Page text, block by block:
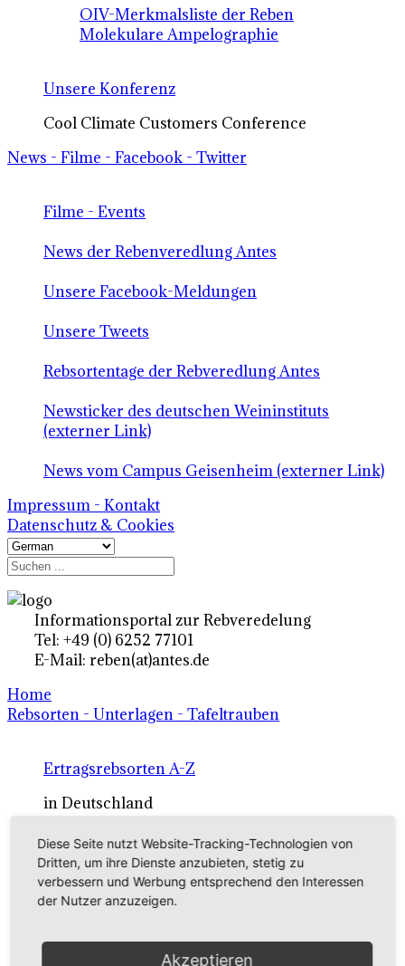
OIV-Merkmalsliste der Reben
Molekulare Ampelographie
Unsere Konferenz
Cool Climate Customers Conference
News - Filme - Facebook - Twitter
Filme - Events
News der Rebenveredlung Antes
Unsere Facebook-Meldungen
Unsere Tweets
Rebsortentage der Rebveredlung Antes
Newsticker des deutschen Weininstituts
(externer Link)
News vom Campus Geisenheim (externer Link)
Impressum - Kontakt
Datenschutz & Cookies
Informationsportal zur Rebveredelung
Tel: +49 (0) 6252 77101
E-Mail: reben(at)antes.de
Home
Rebsorten - Unterlagen - Tafeltrauben
Ertragsrebsorten A-Z
in Deutschland
Rebsorten international
externe Links
Tafeltraubensorten
Diese Seite nutzt Website-Tracking-Technologien von
Dritten, um ihre Dienste anzubieten, stetig zu
verbessern und Werbung entsprechend den Interessen
der Nutzer anzuzeigen.
Akzeptieren